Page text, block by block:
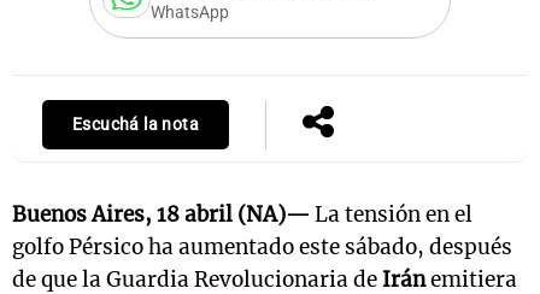
WhatsApp
Escuchá la nota
Buenos Aires, 18 abril (NA)— La tensión en el
golfo Pérsico ha aumentado este sábado, después
de que la Guardia Revolucionaria de Iránemitiera